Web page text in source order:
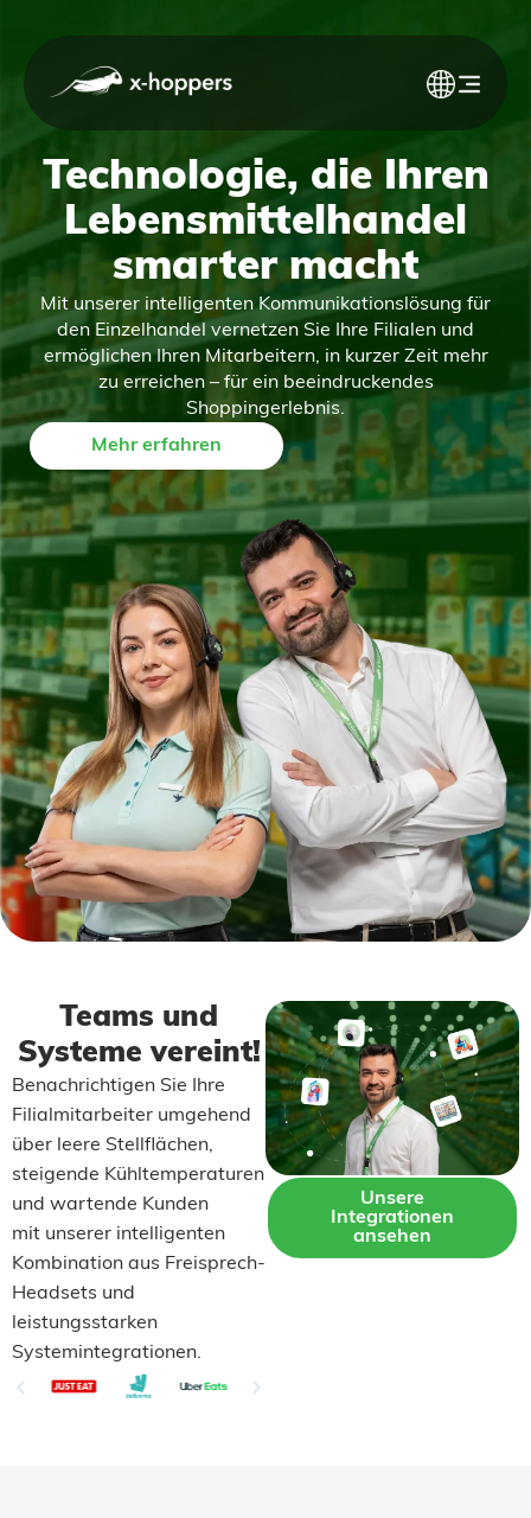
Technologie, die Ihren
Lebensmittelhandel
smarter macht
Mit unserer intelligenten Kommunikationslösung für
den Einzelhandel vernetzen Sie Ihre Filialen und
ermöglichen Ihren Mitarbeitern, in kurzer Zeit mehr
zu erreichen – für ein beeindruckendes
Shoppingerlebnis.
Mehr erfahren
Unsere
Integrationen
ansehen
Teams und
Systeme vereint!
Benachrichtigen Sie Ihre
Filialmitarbeiter umgehend
über leere Stellflächen,
steigende Kühltemperaturen
und wartende Kunden
mit unserer intelligenten
Kombination aus Freisprech-
Headsets und
leistungsstarken
Systemintegrationen.